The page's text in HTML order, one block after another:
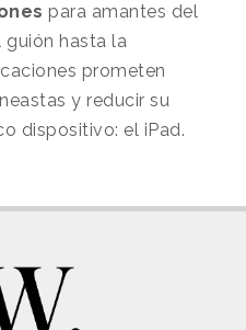
para amantes del
guión hasta la
prometen
y reducir su
dispositivo: el iPad.